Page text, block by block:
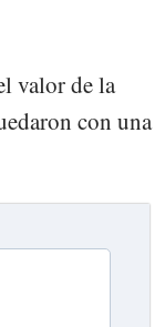
valor de la
con una